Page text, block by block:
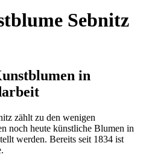
Sebnitz
in
zählt zu den wenigen
noch heute künstliche Blumen in
werden. Bereits seit 1834 ist